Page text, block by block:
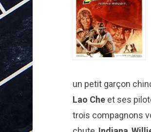
un petit garçon
Lao Cheet ses
trois compagnons